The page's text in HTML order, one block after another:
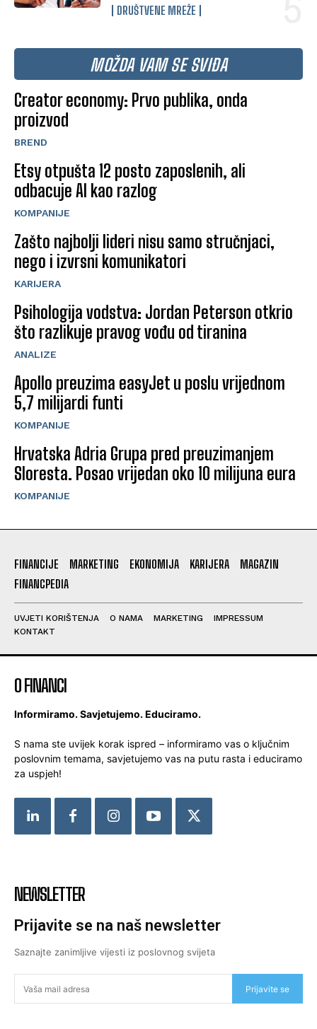
DRUŠTVENE MREŽE
MOŽDA VAM SE SVIĐA
Creator economy: Prvo publika, onda
proizvod
BREND
Etsy otpušta 12 posto zaposlenih, ali
odbacuje AI kao razlog
KOMPANIJE
Zašto najbolji lideri nisu samo stručnjaci,
nego i izvrsni komunikatori
KARIJERA
Psihologija vodstva: Jordan Peterson otkrio
što razlikuje pravog vođu od tiranina
ANALIZE
Apollo preuzima easyJet u poslu vrijednom
5,7 milijardi funti
KOMPANIJE
Hrvatska Adria Grupa pred preuzimanjem
Sloresta. Posao vrijedan oko 10 milijuna eura
KOMPANIJE
FINANCIJE MARKETING EKONOMIJA KARIJERA
MAGAZIN
FINANCPEDIA
UVJETI KORIŠTENJA O NAMA MARKETING
IMPRESSUM
KONTAKT
O FINANCI
Informiramo. Savjetujemo. Educiramo.
S nama ste uvijek korak ispred – informiramo vas o ključnim
poslovnim temama, savjetujemo vas na putu rasta i educiramo
za uspjeh!
NEWSLETTER
Prijavite se na naš newsletter
Saznajte zanimljive vijesti iz poslovnog svijeta
Prijavite se